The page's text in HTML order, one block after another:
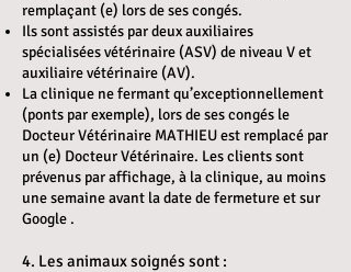
remplaçant (e) lors de ses congés.
Ils sont assistés par deux auxiliaires
spécialisées vétérinaire (ASV) de niveau V et
auxiliaire vétérinaire (AV).
La clinique ne fermant qu’exceptionnellement
(ponts par exemple), lors de ses congés le
Docteur Vétérinaire MATHIEU est remplacé par
un (e) Docteur Vétérinaire. Les clients sont
prévenus par affichage, à la clinique, au moins
une semaine avant la date de fermeture et sur
Google .
4. Les animaux soignés sont :